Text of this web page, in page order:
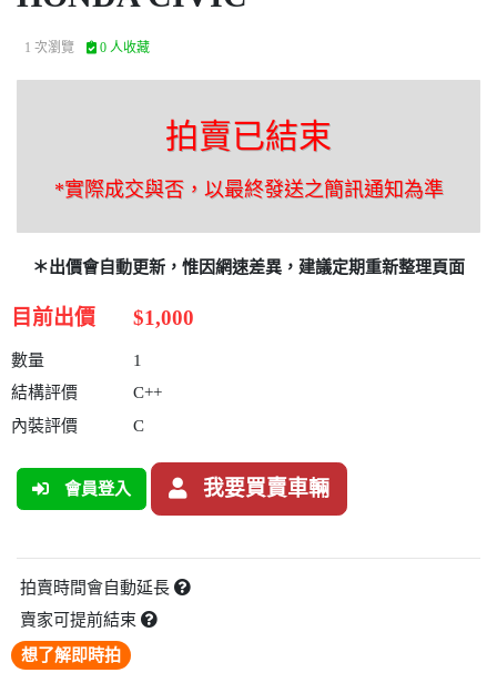
1 次瀏覽 0 人收藏
拍賣已結束
*實際成交與否，以最終發送之簡訊通知為準
＊出價會自動更新，惟因網速差異，建議定期重新整理頁面
目前出價 $1,000
數量
1
結構評價
C++
內裝評價
C
會員登入 我要買賣車輛
拍賣時間會自動延長
賣家可提前結束
想了解即時拍